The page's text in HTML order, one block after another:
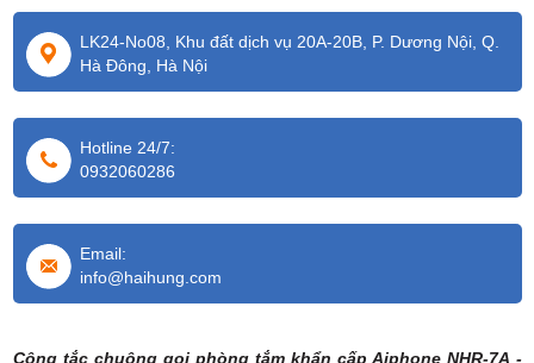
LK24-No08, Khu đất dịch vụ 20A-20B, P. Dương Nội, Q.
Hà Đông, Hà Nội
Hotline 24/7:
0932060286
Email:
info@haihung.com
Công tắc chuông gọi phòng tắm khẩn cấp Aiphone NHR-7A -